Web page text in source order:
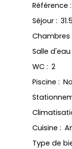
Référence :
Séjour : 31.5
Chambres
Salle d'eau
WC : 2
Piscine :
Cuisine :
Type de